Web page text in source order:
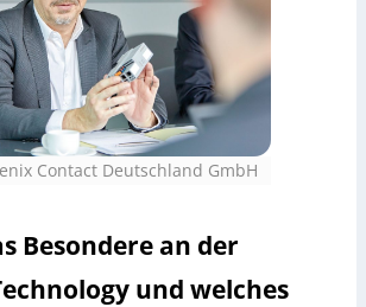
Contact Deutschland GmbH
Besondere an der
und welches